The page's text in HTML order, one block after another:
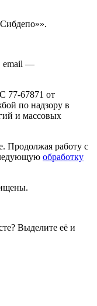
email —
67871 от
по надзору в
и массовых
Продолжая работу с
обработку
Выделите её и